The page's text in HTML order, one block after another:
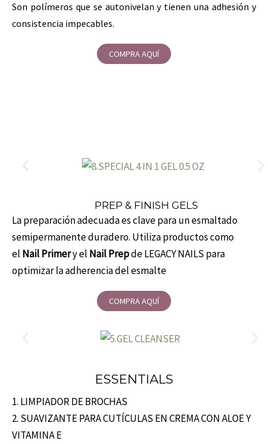
Son polímeros que se autonivelan y tienen una adhesión y
consistencia impecables.
COMPRA AQUÍ
PREP & FINISH GELS
La preparación adecuada es clave para un esmaltado
semipermanente duradero. Utiliza productos como
el Nail Primery el Nail Prepde LEGACY NAILS para
optimizar la adherencia del esmalte
COMPRA AQUÍ
ESSENTIALS
1. LIMPIADOR DE BROCHAS
2. SUAVIZANTE PARA CUTÍCULAS EN CREMA CON ALOE Y
VITAMINA E